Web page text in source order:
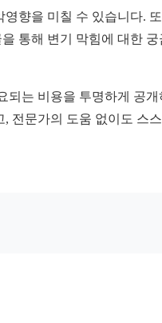
향을 미칠 수 있습니다.
통해 변기 막힘에 대한 궁
되는 비용을 투명하게 공
전문가의 도움 없이도 스